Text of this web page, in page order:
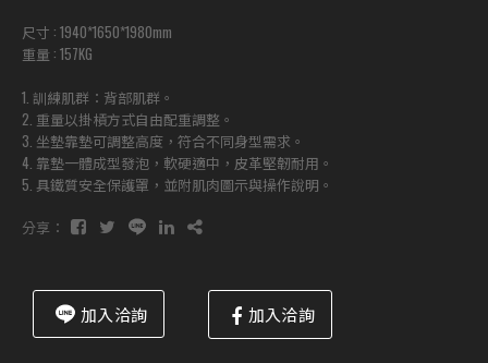
尺寸 : 1940*1650*1980mm
重量 : 157KG
1. 訓練肌群：背部肌群。
2. 重量以掛槓方式自由配重調整。
3. 坐墊靠墊可調整高度，符合不同身型需求。
4. 靠墊一體成型發泡，軟硬適中，皮革堅韌耐用。
5. 具鐵質安全保護罩，並附肌肉圖示與操作說明。
分享：
加入洽詢 加入洽詢